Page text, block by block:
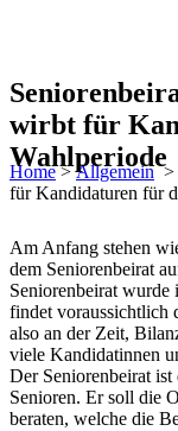
Home>Allgemein >
für Kandidaturen für
wirbt für
Wahlperiode
Am Anfang stehen
dem Seniorenbeirat
Seniorenbeirat
findet voraussichtlich
also an der Zeit,
viele Kandidatinnen
Der Seniorenbeirat ist
Senioren. Er soll die
beraten, welche die